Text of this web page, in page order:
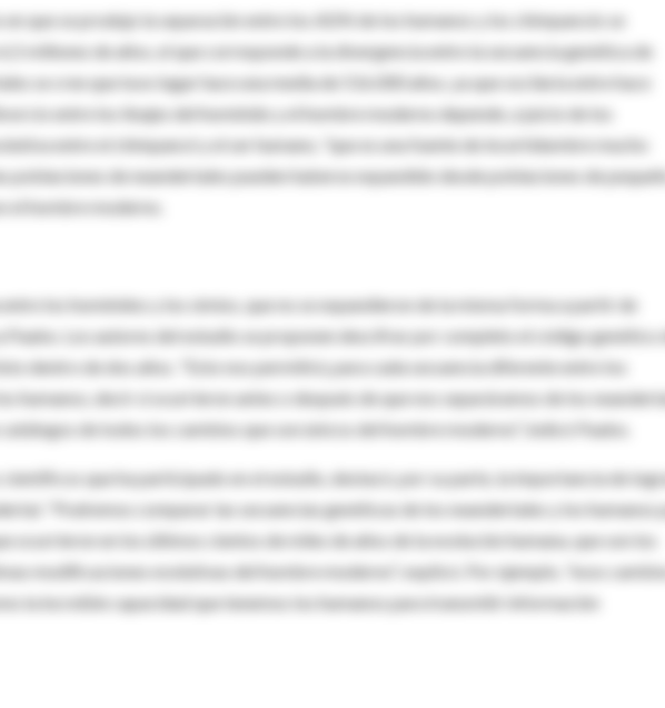
en que se produjo la separación entre los ADN de los humanos y los chimpancés se
millones de años, el que corresponde a la divergencia entre la secuencia genética de
se cree que tuvo lugar hace una media de 516.000 años, ya que oscilaría entre hace
entre los linajes del homínido y el hombre moderno depende, a juicio de los
entre el chimpancé y el ser humano, "que es una fuente de incertidumbre mucho
poblaciones de neandertales pueden haberse expandido desde poblaciones de
el hombre moderno.
los homínidos y los simios, que no se expandieron de la misma forma a partir de
Paabo. Los autores del estudio se proponen descifrar por completo el código genético
dentro de dos años. "Esto nos permitirá, para cada secuencia diferente entre los
humanos, decir si ocurrieron antes o después de que nos separáramos de los
de todos los cambios que son únicos del hombre moderno", indicó Paabo.
que ha participado en el estudio, destacó, por su parte, la importancia de
"Podremos comparar las secuencias genéticas de los neandertales y los humanos
ocurrieron en los últimos cientos de miles de años de la evolución humana, que son los
modificaciones evolutivas del hombre moderno", explicó. Por ejemplo, "esos
la increíble capacidad que tenemos los humanos para transmitir información